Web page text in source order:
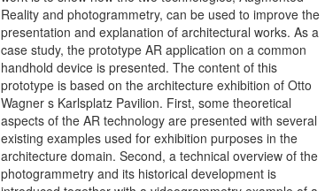
Reality and photogrammetry, can be used to improve the
presentation and explanation of architectural works. As a
case study, the prototype AR application on a common
handhold device is presented. The content of this
prototype is based on the architecture exhibition of Otto
Wagner s Karlsplatz Pavilion. First, some theoretical
aspects of the AR technology are presented with several
existing examples used for exhibition purposes in the
architecture domain. Second, a technical overview of the
photogrammetry and its historical development is